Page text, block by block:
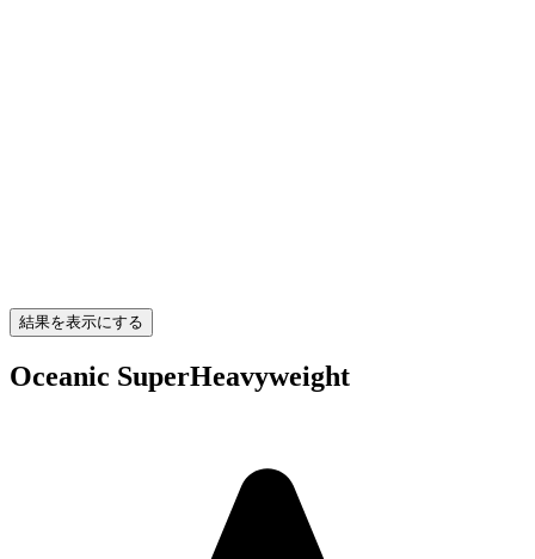
結果を表示にする
Oceanic SuperHeavyweight